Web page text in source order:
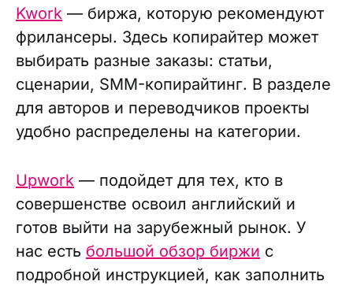
Kwork — биржа, которую рекомендуют
фрилансеры. Здесь копирайтер может
выбирать разные заказы: статьи,
сценарии, SMM-копирайтинг. В разделе
для авторов и переводчиков проекты
удобно распределены на категории.
Upwork — подойдет для тех, кто в
совершенстве освоил английский и
готов выйти на зарубежный рынок. У
нас есть большой обзор биржи с
подробной инструкцией, как заполнить